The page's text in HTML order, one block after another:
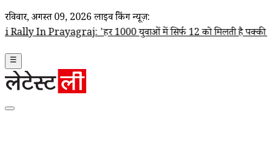
रविवार, अगस्त 09, 2026 लाइव ब्रेकिंग न्यूज़:
'हर 1000 युवाओं में सिर्फ 12 को मिलती है पक्की नौकरी',
☰